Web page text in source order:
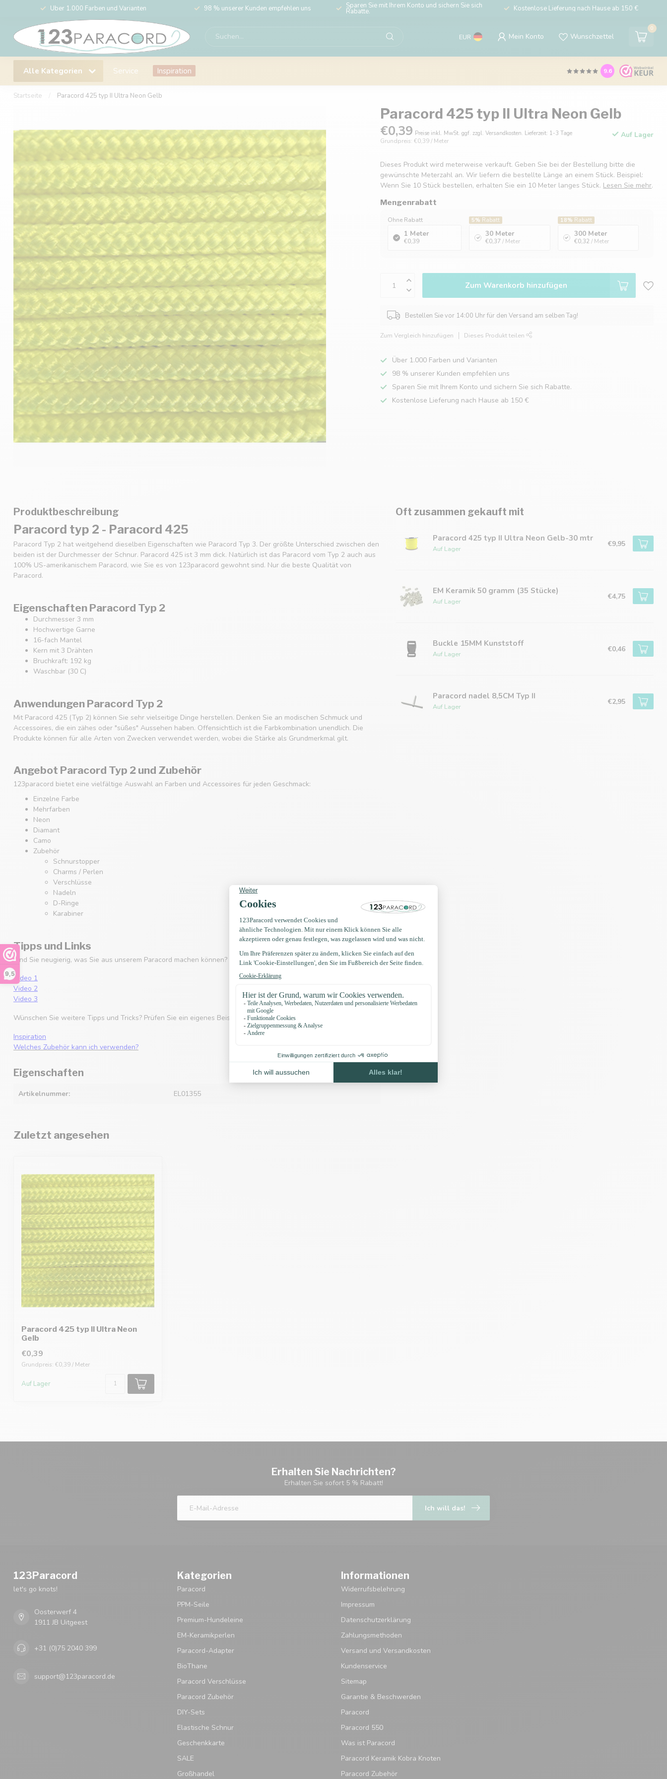
9,5
Über 1.000 Farben und Varianten 98 % unserer Kunden empfehlen uns Sparen Sie mit Ihrem Konto und sichern Sie sich
Rabatte. Kostenlose Lieferung nach Hause ab 150 €
EUR Mein Konto Wunschzettel
0
Alle Kategorien Service Inspiration 9.6
Startseite Paracord 425 typ II Ultra Neon Gelb
Paracord 425 typ II Ultra Neon Gelb
€0,39 Preise inkl. MwSt. ggf. zzgl. Versandkosten. Lieferzeit: 1-3 Tage
Grundpreis: €0,39 / Meter
Auf Lager
Dieses Produkt wird meterweise verkauft. Geben Sie bei der Bestellung bitte die
gewünschte Meterzahl an. Wir liefern die bestellte Länge an einem Stück. Beispiel:
Wenn Sie 10 Stück bestellen, erhalten Sie ein 10 Meter langes Stück. Lesen Sie mehr.
Mengenrabatt
Ohne Rabatt
1 Meter
€0,39
5% Rabatt
30 Meter
€0,37 / Meter
18% Rabatt
300 Meter
€0,32 / Meter
Zum Warenkorb hinzufügen
Bestellen Sie vor 14:00 Uhr für den Versand am selben Tag!
Zum Vergleich hinzufügen Dieses Produkt teilen
Über 1.000 Farben und Varianten
98 % unserer Kunden empfehlen uns
Sparen Sie mit Ihrem Konto und sichern Sie sich Rabatte.
Kostenlose Lieferung nach Hause ab 150 €
Produktbeschreibung
Paracord typ 2 - Paracord 425
Paracord Typ 2 hat weitgehend dieselben Eigenschaften wie Paracord Typ 3. Der größte Unterschied zwischen den
beiden ist der Durchmesser der Schnur. Paracord 425 ist 3 mm dick. Natürlich ist das Paracord vom Typ 2 auch aus
100% US-amerikanischem Paracord, wie Sie es von 123paracord gewohnt sind. Nur die beste Qualität von
Paracord.
Eigenschaften Paracord Typ 2
Durchmesser 3 mm
Hochwertige Garne
16-fach Mantel
Kern mit 3 Drähten
Bruchkraft: 192 kg
Waschbar (30 C)
Anwendungen Paracord Typ 2
Mit Paracord 425 (Typ 2) können Sie sehr vielseitige Dinge herstellen. Denken Sie an modischen Schmuck und
Accessoires, die ein zähes oder "süßes" Aussehen haben. Offensichtlich ist die Farbkombination unendlich. Die
Produkte können für alle Arten von Zwecken verwendet werden, wobei die Stärke als Grundmerkmal gilt.
Angebot Paracord Typ 2 und Zubehör
123paracord bietet eine vielfältige Auswahl an Farben und Accessoires für jeden Geschmack:
Einzelne Farbe
Mehrfarben
Neon
Diamant
Camo
Zubehör
Schnurstopper
Charms / Perlen
Verschlüsse
Nadeln
D-Ringe
Karabiner
Tipps und Links
Sind Sie neugierig, was Sie aus unserem Paracord machen können? Dann schau dir eines der Videos unten an:
Video 1
Video 2
Video 3
Wünschen Sie weitere Tipps und Tricks? Prüfen Sie ein eigenes Beispiel unserer Knöpfe und unser Zubehör:
Inspiration
Welches Zubehör kann ich verwenden?
Eigenschaften
Artikelnummer: EL01355
Oft zusammen gekauft mit
Paracord 425 typ II Ultra Neon Gelb-30 mtr
Auf Lager
€9,95
EM Keramik 50 gramm (35 Stücke)
Auf Lager
€4,75
Buckle 15MM Kunststoff
Auf Lager
€0,46
Paracord nadel 8,5CM Typ II
Auf Lager
€2,95
Zuletzt angesehen
Paracord 425 typ II Ultra Neon
Gelb
€0,39
Grundpreis: €0,39 / Meter
Auf Lager
Erhalten Sie Nachrichten?
Erhalten Sie sofort 5 % Rabatt!
Ich will das!
123Paracord
let's go knots!
Oosterwerf 4
1911 JB Uitgeest
+31 (0)75 2040 399
support@123paracord.de
Kategorien
Paracord
PPM-Seile
Premium-Hundeleine
EM-Keramikperlen
Paracord-Adapter
BioThane
Paracord Verschlüsse
Paracord Zubehör
DIY-Sets
Elastische Schnur
Geschenkkarte
SALE
Großhandel
Informationen
Widerrufsbelehrung
Impressum
Datenschutzerklärung
Zahlungsmethoden
Versand und Versandkosten
Kundenservice
Sitemap
Garantie & Beschwerden
Paracord
Paracord 550
Was ist Paracord
Paracord Keramik Kobra Knoten
Paracord Zubehör